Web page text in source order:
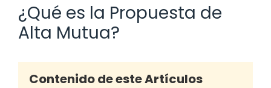
¿Qué es la Propuesta de
Alta Mutua?
Contenido de este Artículos